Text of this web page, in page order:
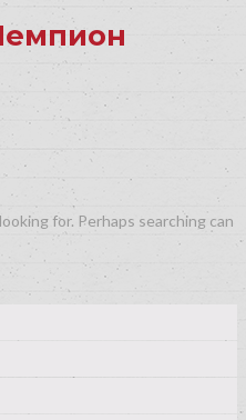
for. Perhaps searching can